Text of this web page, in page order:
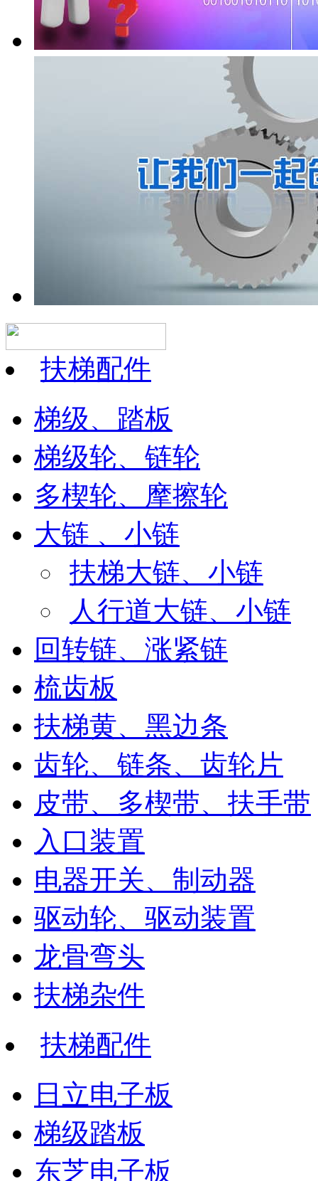
扶梯配件
梯级、踏板
梯级轮、链轮
多楔轮、摩擦轮
大链 、小链
扶梯大链、小链
人行道大链、小链
回转链、涨紧链
梳齿板
扶梯黄、黑边条
齿轮、链条、齿轮片
皮带、多楔带、扶手带
入口装置
电器开关、制动器
驱动轮、驱动装置
龙骨弯头
扶梯杂件
扶梯配件
日立电子板
梯级踏板
东芝电子板